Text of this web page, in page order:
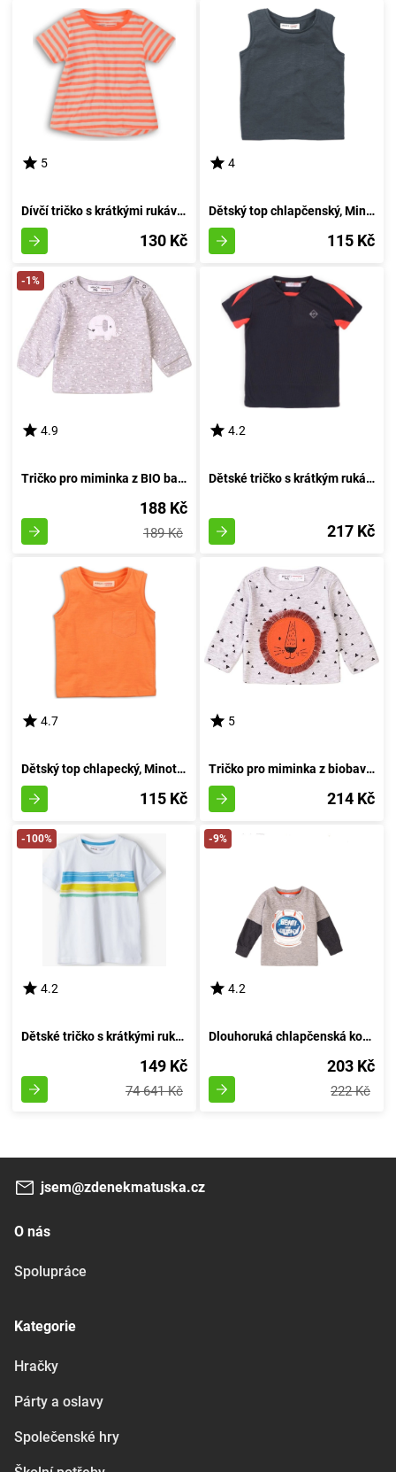
5
Dívčí tričko s krátkými rukávy, od značky Minoti, model 2SLUBT18, v odstínu oranžové, velikost 152/158 | pro věk 12/13 let
130 Kč
4
Dětský top chlapčenský, Minoti, 1VEST 5, šedý - velikost 152/158 | pro věk 12/13 let
115 Kč
-1%
4.9
Tričko pro miminka z BIO bavlny, značky Minoti, model Dream 1, barva šedá - velikost 74/80 | vhodné pro věk 9-12 měsíců
188 Kč
189 Kč
4.2
Dětské tričko s krátkým rukávem pro kluka, sportovní styl, Minoti, Active 4, černé - velikost 98/104 | 3-4 roky
217 Kč
4.7
Dětský top chlapecký, Minoti, 1VEST 6, oranžový - velikost 152/158 | pro věk 12/13 let
115 Kč
5
Tričko pro miminka z biobavlny, Minoti, Simba 1, šedivé - velikost 74/80 | 9-12 měsíců
214 Kč
-100%
4.2
Dětské tričko s krátkými rukávy, Minoti, velikost 13tee 34, chlapec - 98/104 | 3/4 roky
149 Kč
74 641 Kč
-9%
4.2
Dlouhoruká chlapčenská košile, Minoti, Beam 3, šedá - velikost 98/104 | pro věk 3 až 4 roky
203 Kč
222 Kč
jsem@zdenekmatuska.cz
O nás
Spolupráce
Kategorie
Hračky
Párty a oslavy
Společenské hry